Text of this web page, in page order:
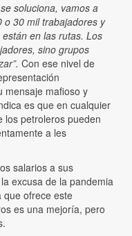
soluciona, vamos a
o 30 mil trabajadores y
en las rutas. Los
sino grupos
Con ese nivel de
mensaje mafioso y
es que en cualquier
los petroleros pueden
a les
salarios a sus
excusa de la pandemia
que ofrece este
es una mejoría, pero